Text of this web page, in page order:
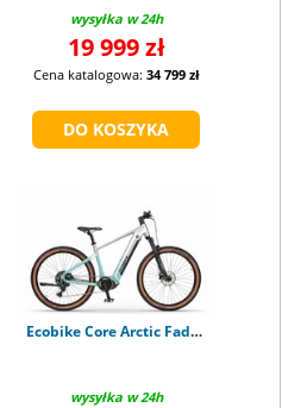
wysyłka w 24h
19 999 zł
Cena katalogowa: 34 799 zł
Ecobike Core Arctic Fade 1008 Wh 17"
wysyłka w 24h